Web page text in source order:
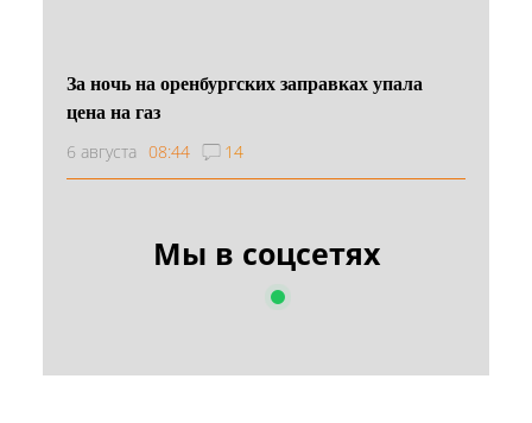
За ночь на оренбургских заправках упала
цена на газ
6 августа 08:44 14
Мы в соцсетях